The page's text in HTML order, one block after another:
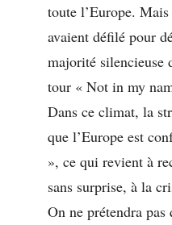
toute l’Europe. Mais
avaient défilé pour
majorité silencieuse
tour « Not in my
Dans ce climat, la
que l’Europe est
», ce qui revient à
sans surprise, à la
On ne prétendra